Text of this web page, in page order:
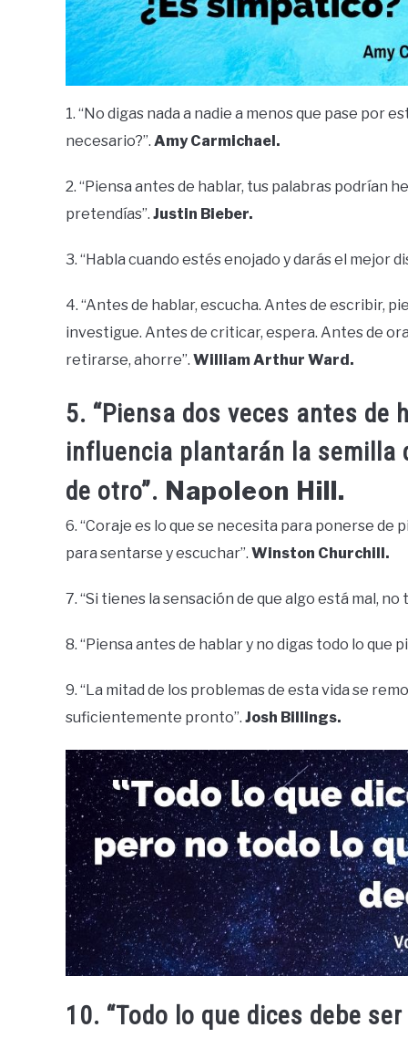
1. “No digas nada a nadie a menos que pase por
necesario?”. Amy Carmichael.
2. “Piensa antes de hablar, tus palabras podrían
pretendías”. Justin Bieber.
3. “Habla cuando estés enojado y darás el mejor
4. “Antes de hablar, escucha. Antes de escribir,
investigue. Antes de criticar, espera. Antes de
retirarse, ahorre”. William Arthur Ward.
5. “Piensa dos veces antes
influencia plantarán la semilla
de otro”. Napoleon Hill.
6. “Coraje es lo que se necesita para ponerse de
para sentarse y escuchar”. Winston Churchill.
7. “Si tienes la sensación de que algo está mal,
8. “Piensa antes de hablar y no digas todo lo que
9. “La mitad de los problemas de esta vida se
suficientemente pronto”. Josh Billings.
10. “Todo lo que dices debe